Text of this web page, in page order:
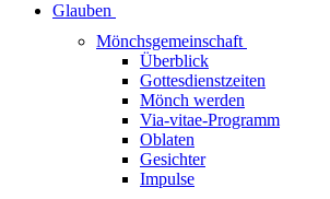
Glauben
Mönchsgemeinschaft
Überblick
Gottesdienstzeiten
Mönch werden
Via-vitae-Programm
Oblaten
Gesichter
Impulse